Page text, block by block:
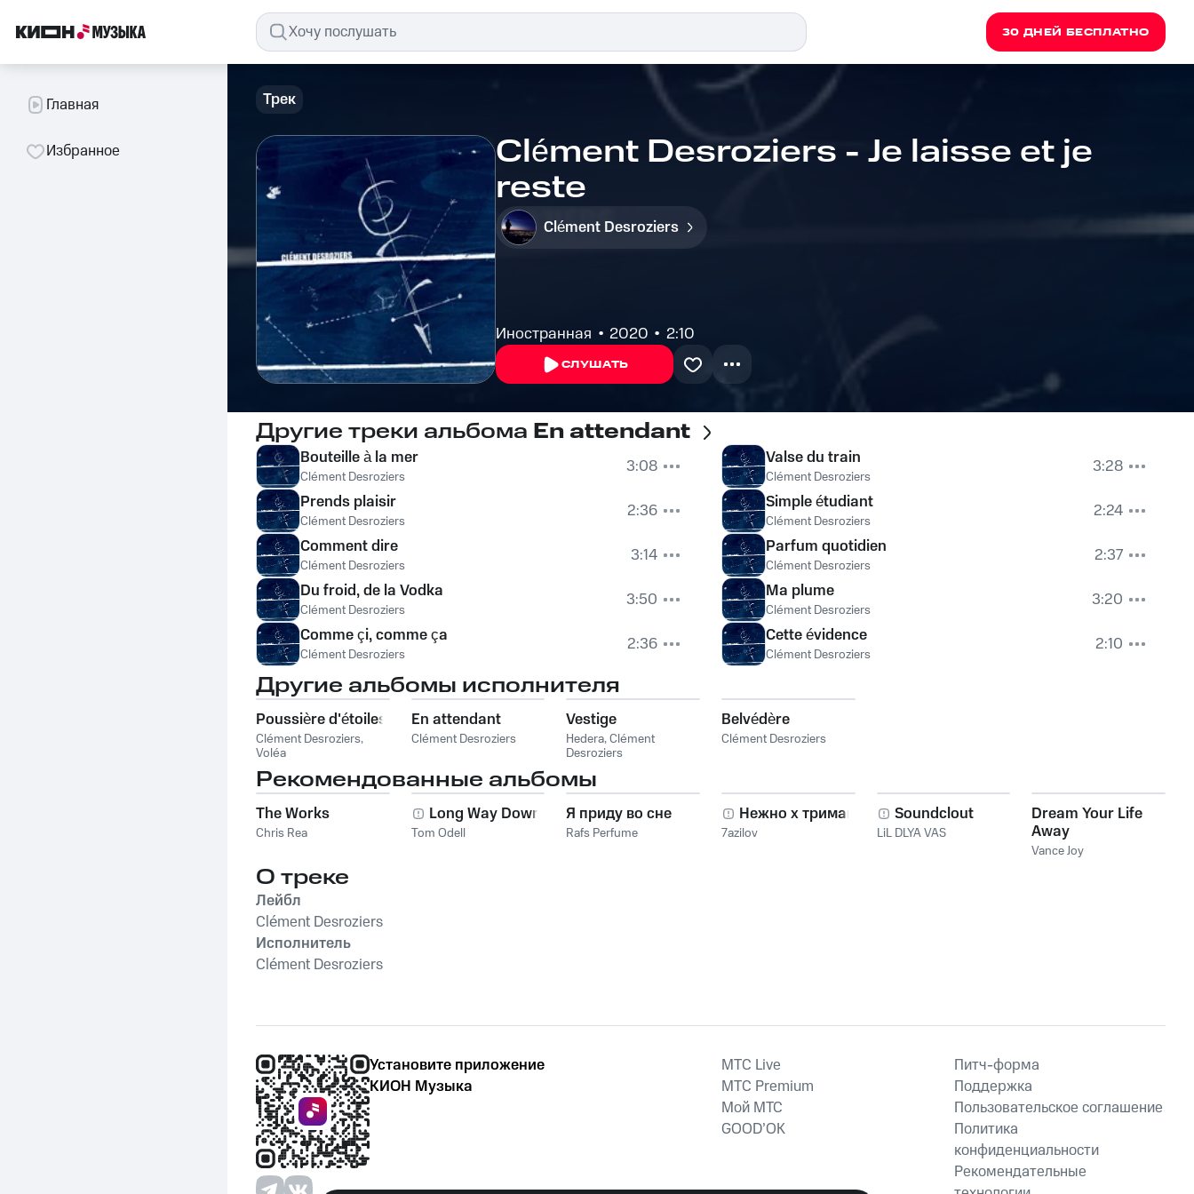
30 ДНЕЙ БЕСПЛАТНО
Главная
Избранное
Трек
Clément Desroziers - Je laisse et je
reste
Clément Desroziers
Иностранная 2020 2:10
СЛУШАТЬ
Другие треки альбома En attendant
Bouteille à la mer
Clément Desroziers
3:08
Prends plaisir
Clément Desroziers
2:36
Comment dire
Clément Desroziers
3:14
Du froid, de la Vodka
Clément Desroziers
3:50
Comme çi, comme ça
Clément Desroziers 2:36
Valse du train
Clément Desroziers
3:28
Simple étudiant
Clément Desroziers
2:24
Parfum quotidien
Clément Desroziers
2:37
Ma plume
Clément Desroziers
3:20
Cette évidence
Clément Desroziers 2:10
Другие альбомы исполнителя
Poussière d'étoiles
Clément Desroziers,
Voléa
En attendant
Clément Desroziers
Vestige
Hedera,Clément
Desroziers
Belvédère
Clément Desroziers
Рекомендованные альбомы
The Works
Chris Rea
Long Way Down
Tom Odell
Я приду во сне
Rafs Perfume
Нежно х тримай
7azilov
Soundclout
LiL DLYA VAS
Dream Your Life
Away
Vance Joy
О треке
Лейбл
Clément Desroziers
Исполнитель
Clément Desroziers
Установите приложение
КИОН Музыка
MTС Live
MTС Premium
Мой МТС
GOOD’OK
Питч-форма
Поддержка
Пользовательское соглашение
Политика
конфиденциальности
Рекомендательные